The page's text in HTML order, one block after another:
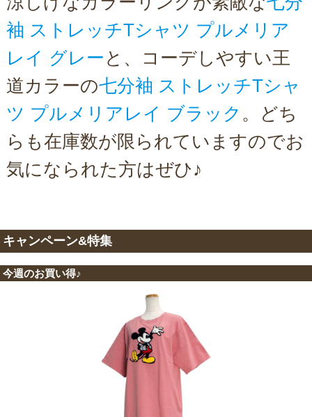
袖 ストレッチTシャツ プルメリア
レイ グレー と、コーデしやすい王
道カラーの七分袖 ストレッチTシャ
ツ プルメリアレイ ブラック 。どち
らも在庫数が限られていますのでお
気になられた方はぜひ♪
キャンペーン&特集
今週のお買い得♪